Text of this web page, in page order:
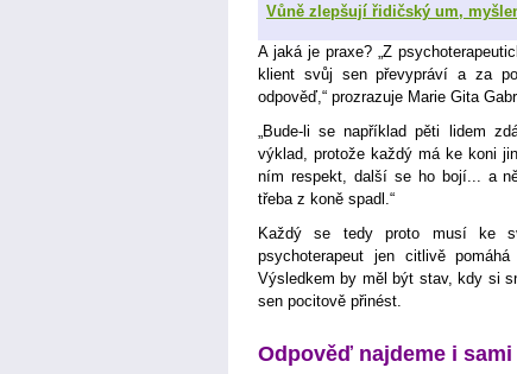
Vůně zlepšují řidičský um,
A jaká je praxe? „Z
klient svůj sen převypráví a za
odpověď,“ prozrazuje Marie Gita
„Bude-li se například pěti lidem
výklad, protože každý má ke koni
ním respekt, další se ho bojí... a
třeba z koně spadl.“
Každý se tedy proto musí ke
psychoterapeut jen citlivě
Výsledkem by měl být stav, kdy si
sen pocitově přinést.
Odpověď najdeme i sami